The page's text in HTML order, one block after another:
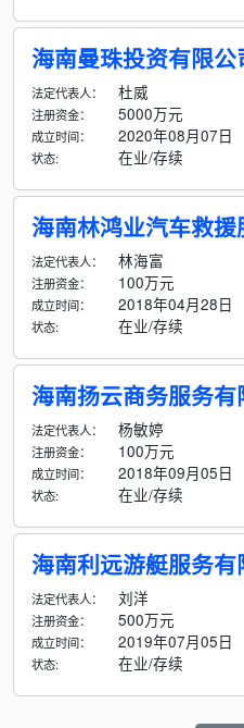
海南曼珠投资有限公
法定代表人： 杜威
注册资金： 5000万元
成立时间： 2020年08月07日
状态: 在业/存续
海南林鸿业汽车救
法定代表人： 林海富
注册资金： 100万元
成立时间： 2018年04月28日
状态: 在业/存续
海南扬云商务服务有
法定代表人： 杨敏婷
注册资金： 100万元
成立时间： 2018年09月05日
状态: 在业/存续
海南利远游艇服务有
法定代表人： 刘洋
注册资金： 500万元
成立时间： 2019年07月05日
状态: 在业/存续